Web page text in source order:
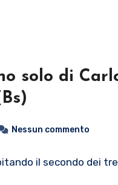
solo di
Nessun commento
il secondo dei